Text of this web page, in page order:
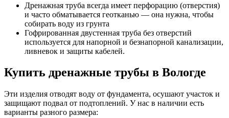
Дренажная труба всегда имеет перфорацию (отверстия)
и часто обматывается геотканью — она нужна, чтобы
собирать воду из грунта
Гофрированная двустенная труба без отверстий
используется для напорной и безнапорной канализации,
ливневок и защиты кабелей.
Купить дренажные трубы в Вологде
Эти изделия отводят воду от фундамента, осушают участок и
защищают подвал от подтоплений. У нас в наличии есть
варианты разного размера: